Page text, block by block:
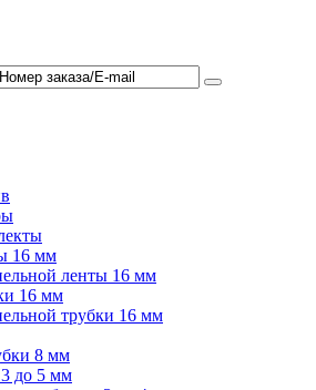
16 мм
ленты 16 мм
16 мм
трубки 16 мм
8 мм
до 5 мм